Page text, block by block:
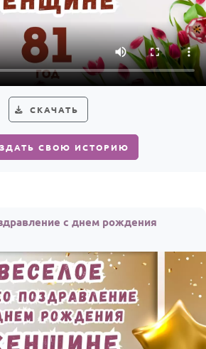
СКАЧАТЬ
СВОЮ ИСТОРИЮ
с днем рождения